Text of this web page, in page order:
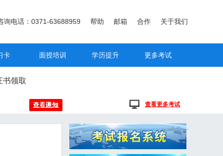
关于我们
合作
邮箱
帮助
询电话：0371-63688959
卡 面授培训 学历提升 更多考试
书领取
查看更多考试
.